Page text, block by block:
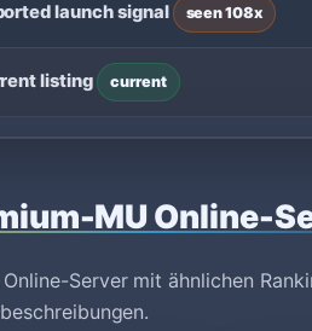
launch signal seen 108x
listing current
MU Online-
Server mit ähnlichen